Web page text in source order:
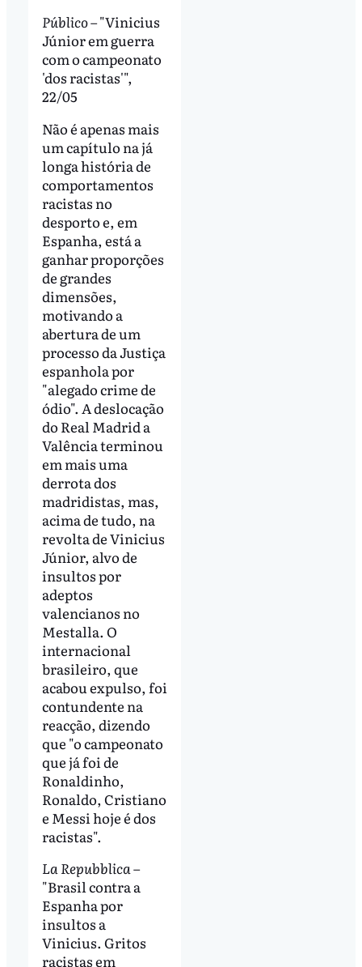
Público– "Vinicius
Júnior em guerra
com o campeonato
'dos racistas'",
22/05
Não é apenas mais
um capítulo na já
longa história de
comportamentos
racistas no
desporto e, em
Espanha, está a
ganhar proporções
de grandes
dimensões,
motivando a
abertura de um
processo da Justiça
espanhola por
"alegado crime de
ódio". A deslocação
do Real Madrid a
Valência terminou
em mais uma
derrota dos
madridistas, mas,
acima de tudo, na
revolta de Vinicius
Júnior, alvo de
insultos por
adeptos
valencianos no
Mestalla. O
internacional
brasileiro, que
acabou expulso, foi
contundente na
reacção, dizendo
que "o campeonato
que já foi de
Ronaldinho,
Ronaldo, Cristiano
e Messi hoje é dos
racistas".
La Repubblica–
"Brasil contra a
Espanha por
insultos a
Vinicius. Gritos
racistas em